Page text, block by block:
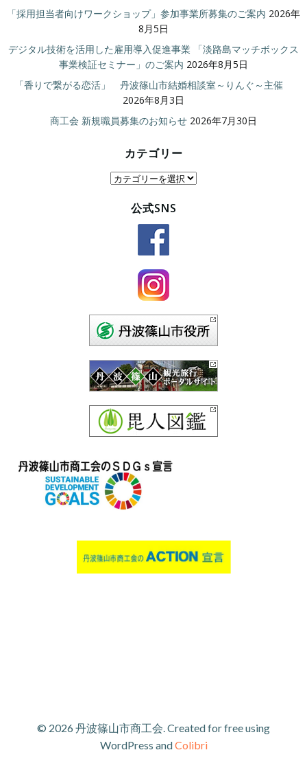
「採用担当者向けワークショップ」参加事業所募集のご案内 2026年
8月5日
デジタル技術を活用した雇用導入促進事業 「淡路島マッチボックス
事業検証セミナー」のご案内 2026年8月5日
「香りで繋がる恋活」 丹波篠山市結婚相談室～りんぐ～主催
2026年8月3日
商工会 新規職員募集のお知らせ 2026年7月30日
カテゴリー
カ
公式SNS
© 2026 丹波篠山市商工会. Created for free using
WordPress andColibri